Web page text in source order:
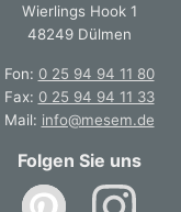
Wierlings Hook 1
48249 Dülmen
Fon: 0 25 94 94 11 80
Fax: 0 25 94 94 11 33
Mail: info@mesem.de
Folgen Sie uns